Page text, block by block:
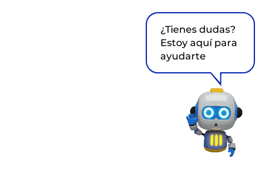
¿Tienes dudas?
Estoy aquí para
ayudarte